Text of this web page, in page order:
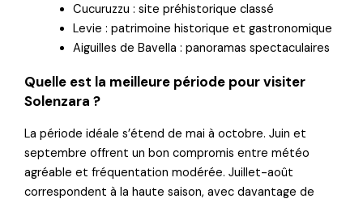
Cucuruzzu : site préhistorique classé
Levie : patrimoine historique et gastronomique
Aiguilles de Bavella : panoramas spectaculaires
Quelle est la meilleure période pour visiter
Solenzara ?
La période idéale s’étend de mai à octobre. Juin et
septembre offrent un bon compromis entre météo
agréable et fréquentation modérée. Juillet-août
correspondent à la haute saison, avec davantage de